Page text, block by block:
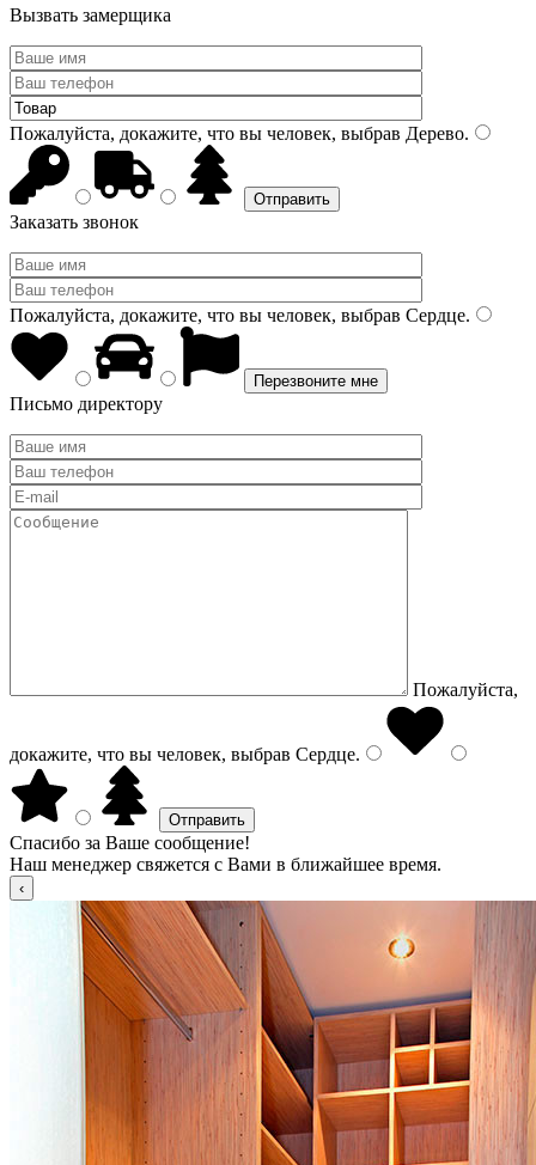
Вызвать замерщика
Пожалуйста, докажите, что вы человек, выбрав Дерево.
Заказать звонок
Пожалуйста, докажите, что вы человек, выбрав Сердце.
Письмо директору
Пожалуйста,
докажите, что вы человек, выбрав Сердце.
Спасибо за Ваше сообщение!
Наш менеджер свяжется с Вами в ближайшее время.